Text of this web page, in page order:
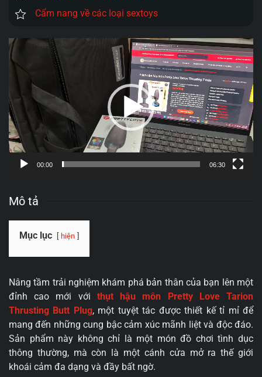
Cẩm nang về các loại sextoys
Trình
chơi
00:00 06:30
Mô tả
Mục lục hiện
Nâng tầm trải nghiệm khám phá bản thân của bạn lên một
đỉnh cao mới với thụt hậu môn Pretty Love Tarion
Thrusting Butt Plug, một tuyệt tác được thiết kế tỉ mỉ để
mang đến những cung bậc cảm xúc mãnh liệt và độc đáo.
Sản phẩm này không chỉ là một món đồ chơi tình dục
thông thường, mà còn là một cánh cửa mở ra thế giới
khoái cảm đa dạng và đầy bất ngờ.